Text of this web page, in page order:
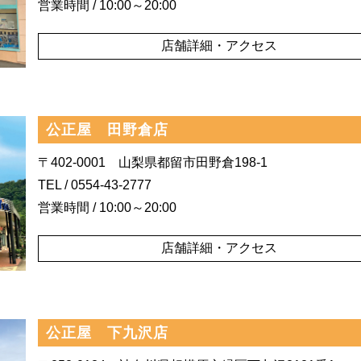
営業時間 / 10:00～20:00
店舗詳細・アクセス
公正屋 田野倉店
〒402-0001 山梨県都留市田野倉198-1
TEL / 0554-43-2777
営業時間 / 10:00～20:00
店舗詳細・アクセス
公正屋 下九沢店